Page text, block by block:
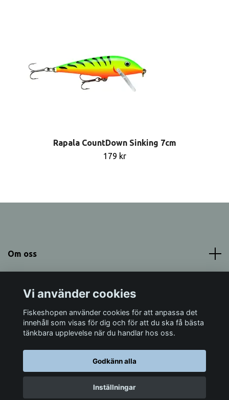
Rapala CountDown Sinking 7cm
179 kr
Om oss
Sociala medier
© 2026 Fiskeshopen Mörrum
Vi använder cookies
Fiskeshopen använder cookies för att anpassa det
innehåll som visas för dig och för att du ska få bästa
tänkbara upplevelse när du handlar hos oss.
Godkänn alla
Inställningar